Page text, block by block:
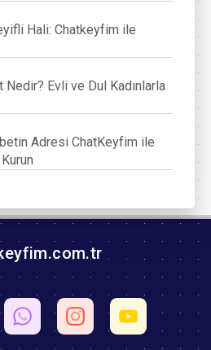
Hali: Chatkeyfim ile
Nedir? Evli ve Dul Kadınlarla
Adresi ChatKeyfim ile